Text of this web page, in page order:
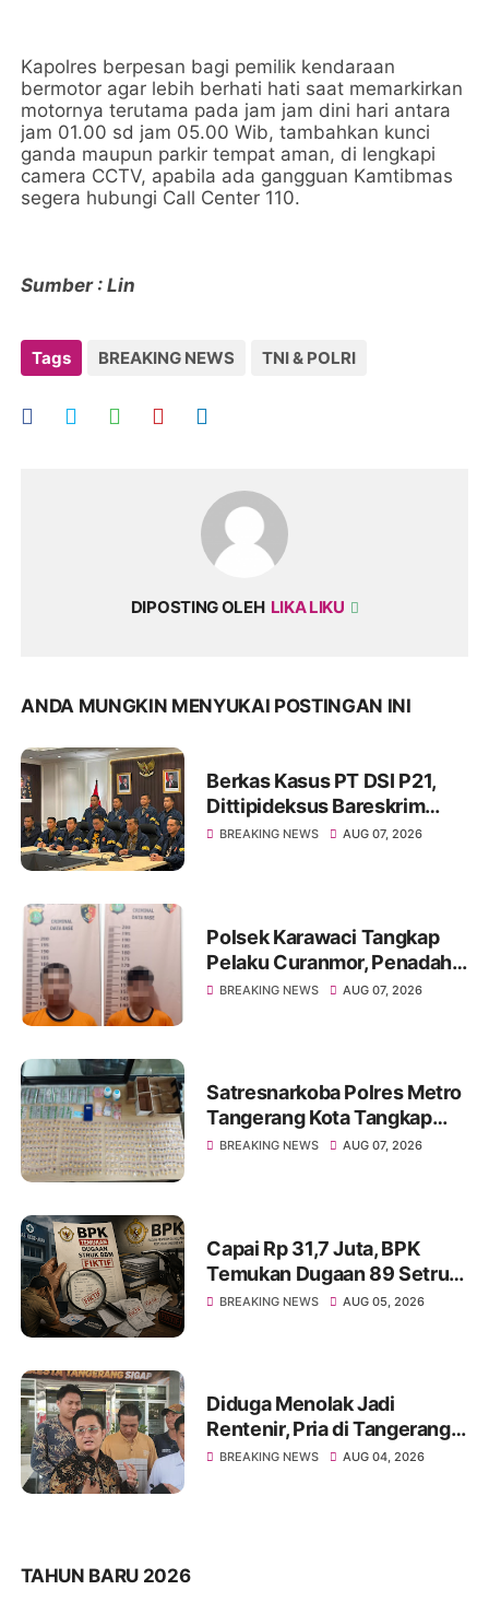
Kapolres berpesan bagi pemilik kendaraan
bermotor agar lebih berhati hati saat memarkirkan
motornya terutama pada jam jam dini hari antara
jam 01.00 sd jam 05.00 Wib, tambahkan kunci
ganda maupun parkir tempat aman, di lengkapi
camera CCTV, apabila ada gangguan Kamtibmas
segera hubungi Call Center 110.
Sumber : Lin
Tags BREAKING NEWS TNI & POLRI
DIPOSTING OLEH LIKA LIKU
ANDA MUNGKIN MENYUKAI POSTINGAN INI
Berkas Kasus PT DSI P21,
Dittipideksus Bareskrim
Polri Selamatkan Ribuan
BREAKING NEWS AUG 07, 2026
Polsek Karawaci Tangkap
Pelaku Curanmor, Penadah
Ikut Diamankan
BREAKING NEWS AUG 07, 2026
Satresnarkoba Polres Metro
Tangerang Kota Tangkap
Pengedar Obat Keras Ilegal,
BREAKING NEWS AUG 07, 2026
Capai Rp 31,7 Juta, BPK
Temukan Dugaan 89 Setruk
BBM Fiktif di Dinkes Kota
BREAKING NEWS AUG 05, 2026
Diduga Menolak Jadi
Rentenir, Pria di Tangerang
Diduga Jadi Korban
BREAKING NEWS AUG 04, 2026
TAHUN BARU 2026